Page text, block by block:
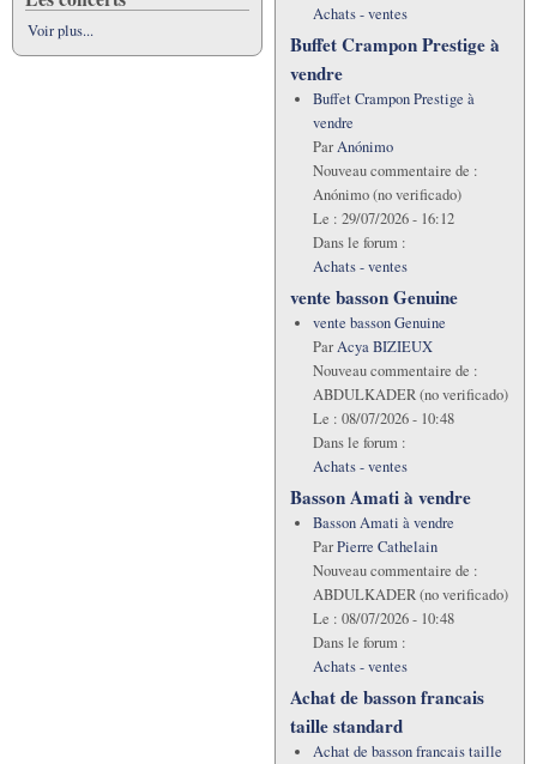
Voir plus...
Achats - ventes
Buffet Crampon Prestige à
vendre
Buffet Crampon Prestige à
vendre
ParAnónimo
Nouveau commentaire de :
Anónimo (no verificado)
Le : 29/07/2026 - 16:12
Dans le forum :
Achats - ventes
vente basson Genuine
vente basson Genuine
ParAcya BIZIEUX
Nouveau commentaire de :
ABDULKADER (no verificado)
Le : 08/07/2026 - 10:48
Dans le forum :
Achats - ventes
Basson Amati à vendre
Basson Amati à vendre
ParPierre Cathelain
Nouveau commentaire de :
ABDULKADER (no verificado)
Le : 08/07/2026 - 10:48
Dans le forum :
Achats - ventes
Achat de basson francais
taille standard
Achat de basson francais taille